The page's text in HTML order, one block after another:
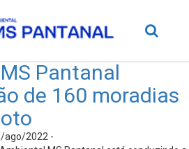
Pantanal
de 160 moradias
ago/2022 -